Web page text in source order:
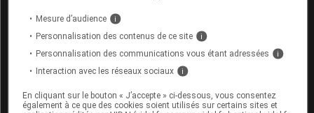
Espace produit
VIDAL Expert
Mesure d’audience i
Personnalisation des contenus de ce site i
Personnalisation des communications vous étant adressées i
Interaction avec les réseaux sociaux i
En cliquant sur le bouton « J’accepte » ci-dessous, vous consentez
également à ce que des cookies soient utilisés sur certains sites et